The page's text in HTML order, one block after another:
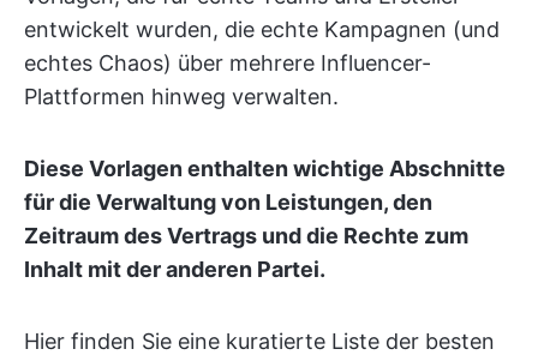
entwickelt wurden, die echte Kampagnen (und
echtes Chaos) über mehrere Influencer-
Plattformen hinweg verwalten.
Diese Vorlagen enthalten wichtige Abschnitte
für die Verwaltung von Leistungen, den
Zeitraum des Vertrags und die Rechte zum
Inhalt mit der anderen Partei.
Hier finden Sie eine kuratierte Liste der besten